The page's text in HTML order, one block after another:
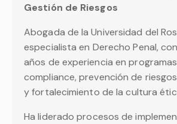
Gestión de Riesgos
Abogada de la Universidad del
especialista en Derecho Penal,
años de experiencia en
compliance, prevención de
y fortalecimiento de la cultura
Ha liderado procesos de